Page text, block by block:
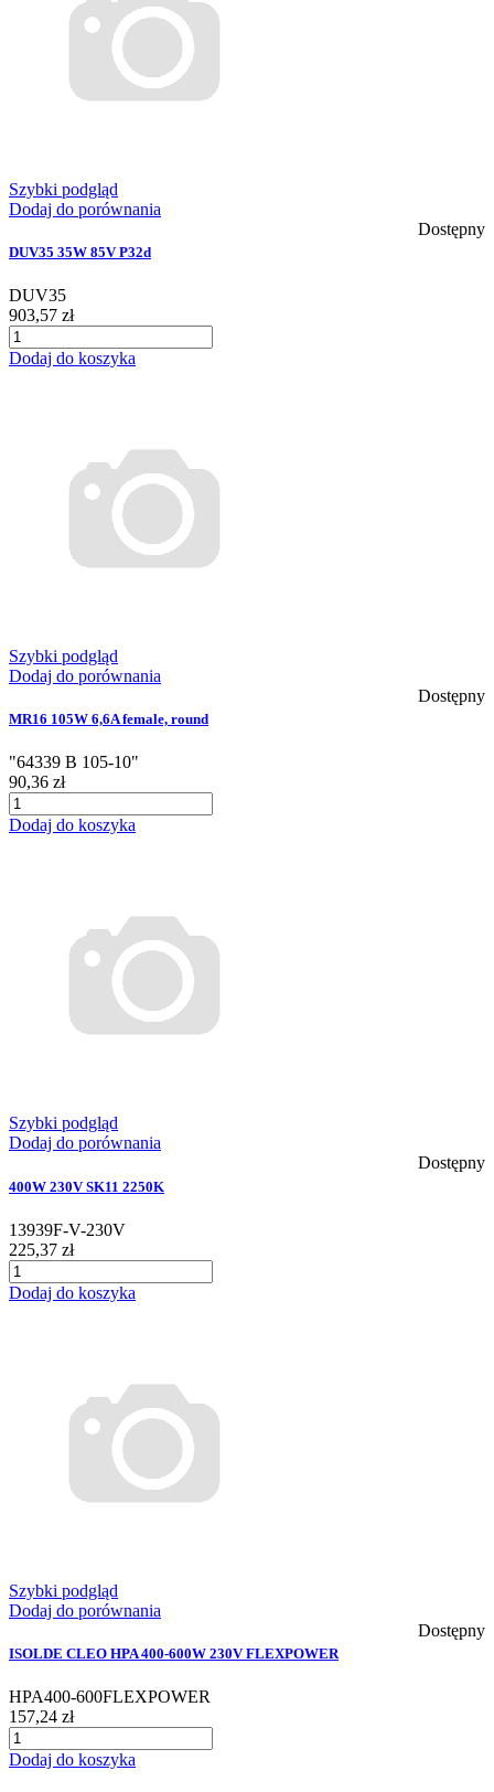
Szybki podgląd
Dodaj do porównania
Dostępny
DUV35 35W 85V P32d
DUV35
903,57 zł
Dodaj do koszyka
Szybki podgląd
Dodaj do porównania
Dostępny
MR16 105W 6,6A female, round
"64339 B 105-10"
90,36 zł
Dodaj do koszyka
Szybki podgląd
Dodaj do porównania
Dostępny
400W 230V SK11 2250K
13939F-V-230V
225,37 zł
Dodaj do koszyka
Szybki podgląd
Dodaj do porównania
Dostępny
ISOLDE CLEO HPA 400-600W 230V FLEXPOWER
HPA400-600FLEXPOWER
157,24 zł
Dodaj do koszyka